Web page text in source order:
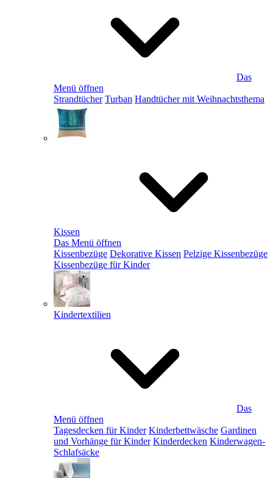
Das
Menü öffnen
Strandtücher Turban Handtücher mit Weihnachtsthema
Kissen
Das Menü öffnen
Kissenbezüge Dekorative Kissen Pelzige Kissenbezüge
Kissenbezüge für Kinder
Kindertextilien
Das
Menü öffnen
Tagesdecken für Kinder Kinderbettwäsche Gardinen
und Vorhänge für Kinder Kinderdecken Kinderwagen-
Schlafsäcke